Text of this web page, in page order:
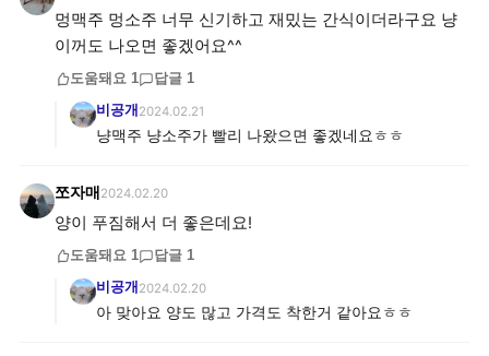
멍맥주 멍소주 너무 신기하고 재밌는 간식이더라구요 냥
이꺼도 나오면 좋겠어요^^
도움돼요 1 답글 1
비공개 2024.02.21
냥맥주 냥소주가 빨리 나왔으면 좋겠네요ㅎㅎ
쪼자매 2024.02.20
양이 푸짐해서 더 좋은데요!
도움돼요 1 답글 1
비공개 2024.02.20
아 맞아요 양도 많고 가격도 착한거 같아요ㅎㅎ